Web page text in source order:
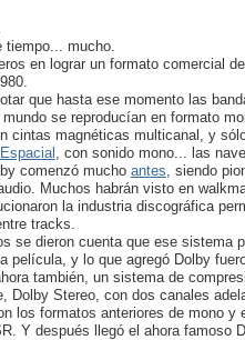
tiempo... mucho.
en lograr un formato comercial
que hasta ese momento las
se reproducían en formato
cintas magnéticas multicanal, y
, con sonido mono... las
comenzó mucho antes , siendo
Muchos habrán visto en
la industria discográfica
tracks.
se dieron cuenta que ese sistema
y lo que agregó Dolby
también, un sistema de
Dolby Stereo, con dos canales
los formatos anteriores de mono y
Y después llegó el ahora famoso